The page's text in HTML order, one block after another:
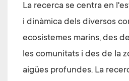
La recerca se centra en
i dinàmica dels diversos
ecosistemes marins, des
les comunitats i des de la
aigües profundes. La